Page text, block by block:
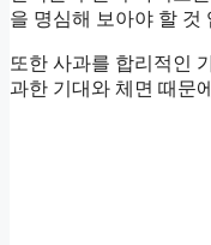
을 명심해 보아야 할 것
또한 사과를 합리적인
과한 기대와 체면 때문